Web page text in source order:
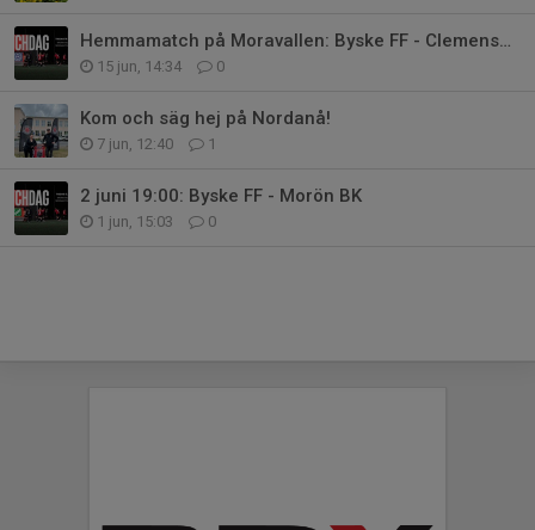
Hemmamatch på Moravallen: Byske FF - Clemensnäs IF
15 jun, 14:34 0
Kom och säg hej på Nordanå!
7 jun, 12:40 1
2 juni 19:00: Byske FF - Morön BK
1 jun, 15:03 0